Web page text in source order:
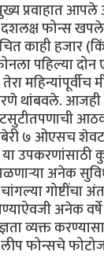
प्रवाहात आपले
दशलक्ष फोन्स
काही हजार
पहिल्या दोन
महिन्यांपूर्वीच
थांबवले.
७ ओएसच
या उपकरणांसाठी
अनेक
गोष्टींचा
अनेक
व्यक्त
फोन्सचे